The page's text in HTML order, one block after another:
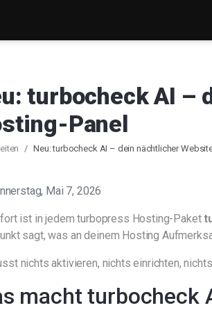
turbocheck AI –
Panel
Neu: turbocheck AI – dein nächtlicher
Mai 7, 2026
ist in jedem turbopress Hosting-Paket
sagt, was an deinem Hosting
nichts aktivieren, nichts einrichten,
macht turbocheck